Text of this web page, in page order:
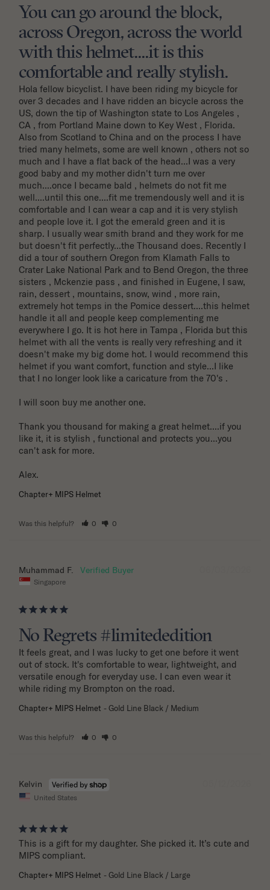
You can go around the block,
across Oregon, across the world
with this helmet....it is this
comfortable and really stylish.
Hola fellow bicyclist. I have been riding my bicycle for
over 3 decades and I have ridden an bicycle across the
US, down the tip of Washington state to Los Angeles ,
CA , from Portland Maine down to Key West , Florida.
Also from Scotland to China and on the process I have
tried many helmets, some are well known , others not so
much and I have a flat back of the head...I was a very
good baby and my mother didn't turn me over
much....once I became bald , helmets do not fit me
well....until this one....fit me tremendously well and it is
comfortable and I can wear a cap and it is very stylish
and people love it. I got the emerald green and it is
sharp. I usually wear smith brand and they work for me
but doesn't fit perfectly...the Thousand does. Recently I
did a tour of southern Oregon from Klamath Falls to
Crater Lake National Park and to Bend Oregon, the three
sisters , Mckenzie pass , and finished in Eugene, I saw,
rain, dessert , mountains, snow, wind , more rain,
extremely hot temps in the Pomice dessert....this helmet
handle it all and people keep complementing me
everywhere I go. It is hot here in Tampa , Florida but this
helmet with all the vents is really very refreshing and it
doesn't make my big dome hot. I would recommend this
helmet if you want comfort, function and style...I like
that I no longer look like a caricature from the 70's .
I will soon buy me another one.
Thank you thousand for making a great helmet....if you
like it, it is stylish , functional and protects you...you
can't ask for more.
Alex.
Chapter+ MIPS Helmet
Was this helpful? 0 0
Muhammad F.
Singapore
No Regrets #limitededition
It feels great, and I was lucky to get one before it went
out of stock. It's comfortable to wear, lightweight, and
versatile enough for everyday use. I can even wear it
while riding my Brompton on the road.
Chapter+ MIPS Helmet Gold Line Black / Medium
Was this helpful? 0 0
Kelvin
United States
This is a gift for my daughter. She picked it. It’s cute and
MIPS compliant.
Chapter+ MIPS Helmet Gold Line Black / Large